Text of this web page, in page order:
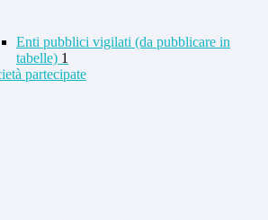
Enti pubblici vigilati (da pubblicare in
tabelle) 1
partecipate